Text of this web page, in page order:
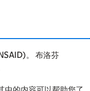
。 布洛芬